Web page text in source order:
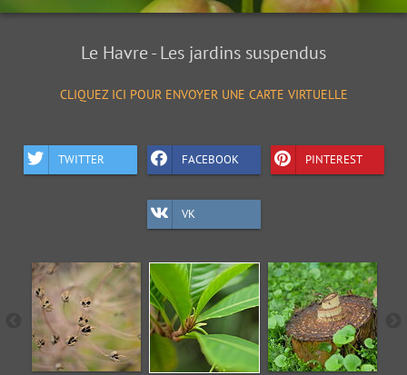
Le Havre - Les jardins suspendus
CLIQUEZ ICI POUR ENVOYER UNE CARTE VIRTUELLE
TWITTER FACEBOOK PINTEREST
VK